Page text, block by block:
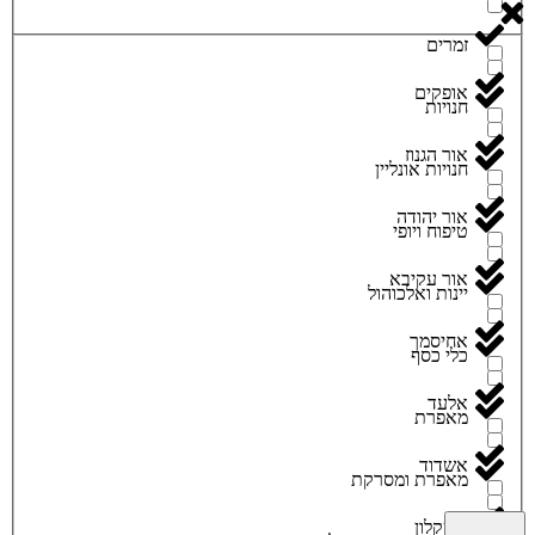
זמרים
חנויות
חנויות אונליין
טיפוח ויופי
יינות ואלכוהול
כלי כסף
מאפרת
מאפרת ומסרקת
אופקים
אור הגנוז
אור יהודה
אור עקיבא
אחיסמך
אלעד
אשדוד
אשקלון